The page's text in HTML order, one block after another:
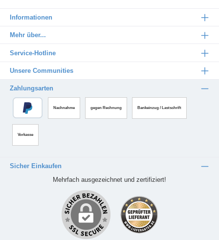
Informationen
Mehr über...
Service-Hotline
Unsere Communities
Zahlungsarten
Nachnahme gegen Rechnung Bankeinzug / Lastschrift
Vorkasse
Sicher Einkaufen
Mehrfach ausgezeichnet und zertifiziert!